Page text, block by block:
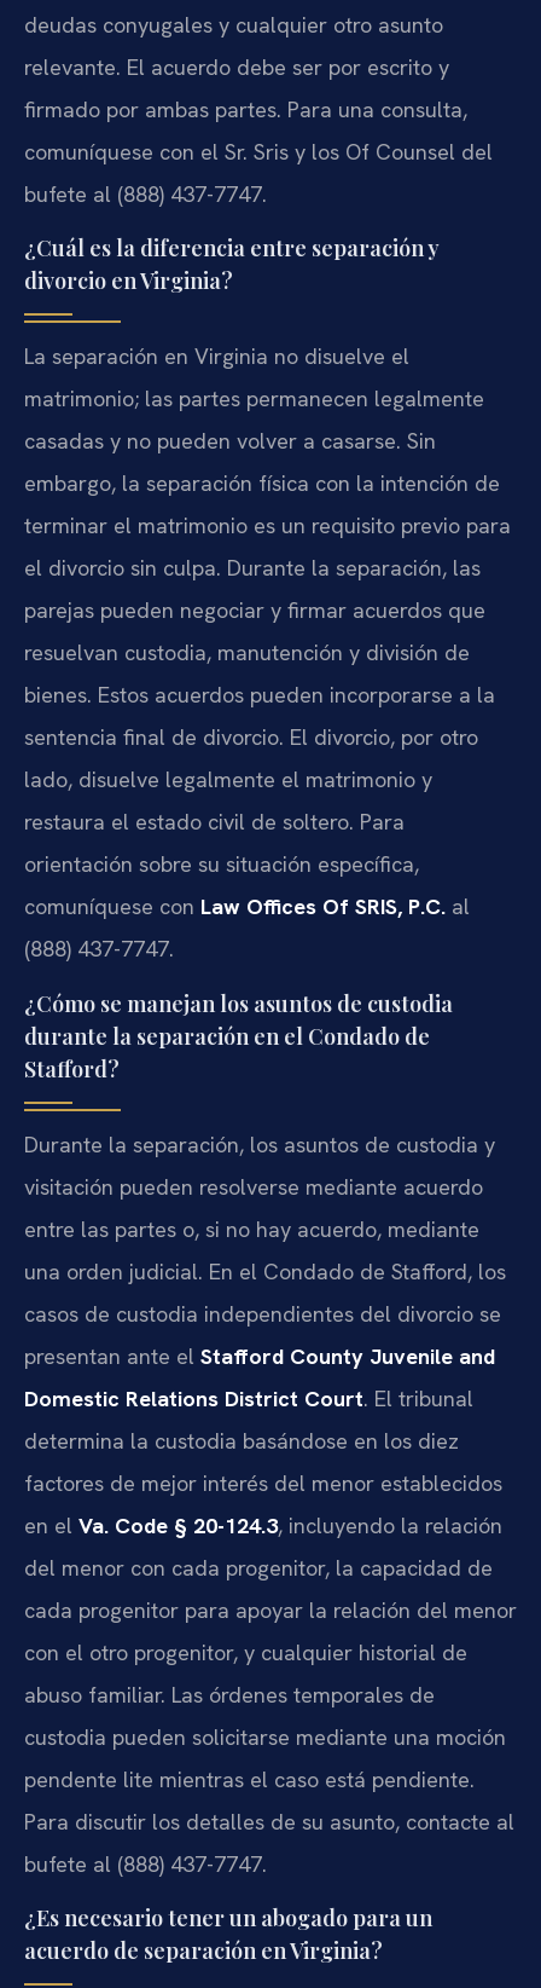
deudas conyugales y cualquier otro asunto
relevante. El acuerdo debe ser por escrito y
firmado por ambas partes. Para una consulta,
comuníquese con el Sr. Sris y los Of Counsel del
bufete al (888) 437-7747.
¿Cuál es la diferencia entre separación y
divorcio en Virginia?
La separación en Virginia no disuelve el
matrimonio; las partes permanecen legalmente
casadas y no pueden volver a casarse. Sin
embargo, la separación física con la intención de
terminar el matrimonio es un requisito previo para
el divorcio sin culpa. Durante la separación, las
parejas pueden negociar y firmar acuerdos que
resuelvan custodia, manutención y división de
bienes. Estos acuerdos pueden incorporarse a la
sentencia final de divorcio. El divorcio, por otro
lado, disuelve legalmente el matrimonio y
restaura el estado civil de soltero. Para
orientación sobre su situación específica,
comuníquese con Law Offices Of SRIS, P.C. al
(888) 437-7747.
¿Cómo se manejan los asuntos de custodia
durante la separación en el Condado de
Stafford?
Durante la separación, los asuntos de custodia y
visitación pueden resolverse mediante acuerdo
entre las partes o, si no hay acuerdo, mediante
una orden judicial. En el Condado de Stafford, los
casos de custodia independientes del divorcio se
presentan ante el Stafford County Juvenile and
Domestic Relations District Court. El tribunal
determina la custodia basándose en los diez
factores de mejor interés del menor establecidos
en el Va. Code § 20-124.3, incluyendo la relación
del menor con cada progenitor, la capacidad de
cada progenitor para apoyar la relación del menor
con el otro progenitor, y cualquier historial de
abuso familiar. Las órdenes temporales de
custodia pueden solicitarse mediante una moción
pendente lite mientras el caso está pendiente.
Para discutir los detalles de su asunto, contacte al
bufete al (888) 437-7747.
¿Es necesario tener un abogado para un
acuerdo de separación en Virginia?